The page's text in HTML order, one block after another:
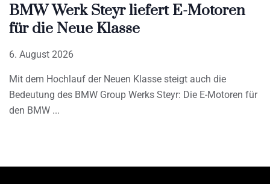
BMW Werk Steyr liefert E-Motoren
für die Neue Klasse
6. August 2026
Mit dem Hochlauf der Neuen Klasse steigt auch die
Bedeutung des BMW Group Werks Steyr: Die E-Motoren für
den BMW